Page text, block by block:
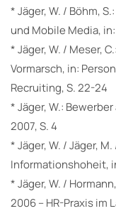
* Jäger, W. / Böhm,
und Mobile Media, in:
* Jäger, W. / Meser,
Vormarsch, in:
Recruiting, S. 22-24
* Jäger, W.: Bewerber
2007, S. 4
* Jäger, W. / Jäger,
Informationshoheit, in
* Jäger, W. /
2006 – HR-Praxis im